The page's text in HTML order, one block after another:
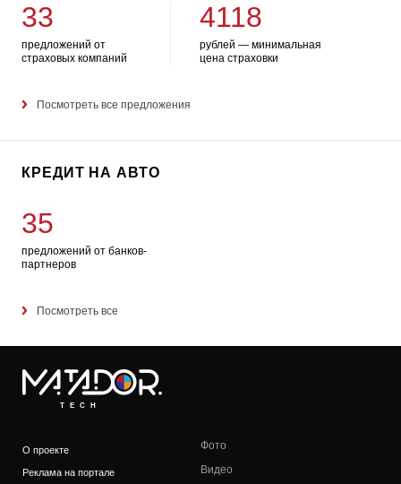
33
предложений от
страховых компаний
4118
рублей — минимальная
цена страховки
Посмотреть все предложения
КРЕДИТ НА АВТО
35
предложений от банков-
партнеров
Посмотреть все
TECH
О проекте
Реклама на портале
Фото
Видео